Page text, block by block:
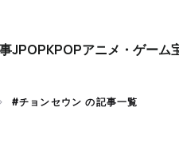
close
JPOPKPOPアニメ・ゲーム
chevron_right #チョンセウン の記事一覧